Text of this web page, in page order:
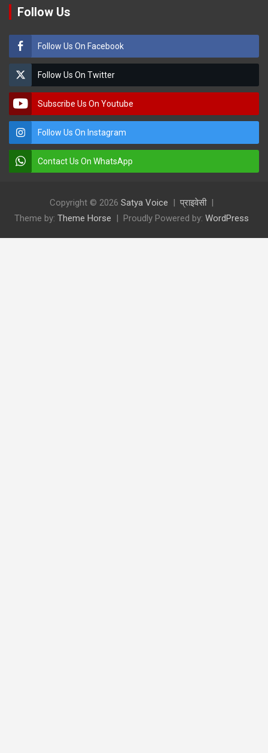
Follow Us
Follow Us On Facebook
Follow Us On Twitter
Subscribe Us On Youtube
Follow Us On Instagram
Contact Us On WhatsApp
Copyright © 2026 Satya Voice
प्राइवेसी
Theme by: Theme Horse Proudly Powered by: WordPress